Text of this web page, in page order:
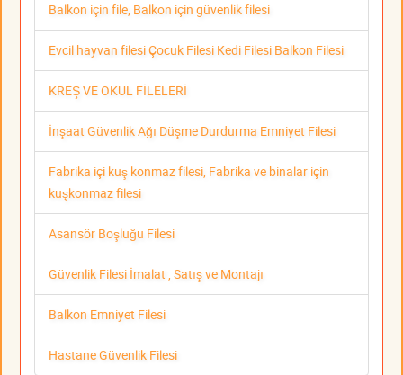
Balkon için file, Balkon için güvenlik filesi
Evcil hayvan filesi Çocuk Filesi Kedi Filesi Balkon Filesi
KREŞ VE OKUL FİLELERİ
İnşaat Güvenlik Ağı Düşme Durdurma Emniyet Filesi
Fabrika içi kuş konmaz filesi, Fabrika ve binalar için
kuşkonmaz filesi
Asansör Boşluğu Filesi
Güvenlik Filesi İmalat , Satış ve Montajı
Balkon Emniyet Filesi
Hastane Güvenlik Filesi